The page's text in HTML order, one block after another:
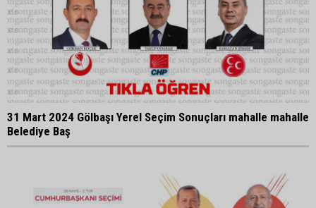
31 Mart 2024 Gölbaşı Yerel Seçim Sonuçları mahalle mahalle
Belediye Baş